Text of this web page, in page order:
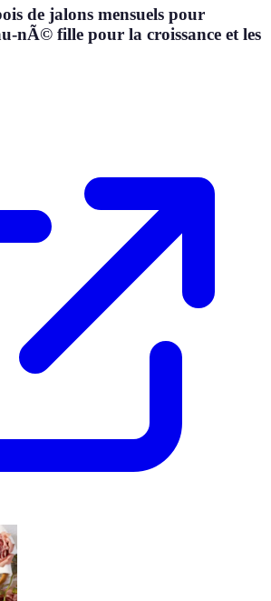
de jalons mensuels pour
nÃ© fille pour la croissance et les